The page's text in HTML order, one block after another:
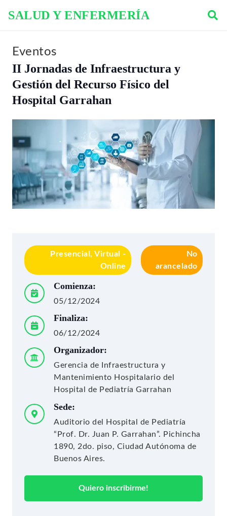
SALUD Y ENFERMERÍA
Eventos
II Jornadas de Infraestructura y
Gestión del Recurso Físico del
Hospital Garrahan
Presencial, Virtual -
Online
No
arancelado
Comienza:
05/12/2024
Finaliza:
06/12/2024
Organizador:
Gerencia de Infraestructura y
Mantenimiento Hospitalario del
Hospital de Pediatría Garrahan
Sede:
Auditorio del Hospital de Pediatría
“Prof. Dr. Juan P. Garrahan”. Pichincha
1890, 2do. piso, Ciudad Autónoma de
Buenos Aires.
Quiero inscribirme!